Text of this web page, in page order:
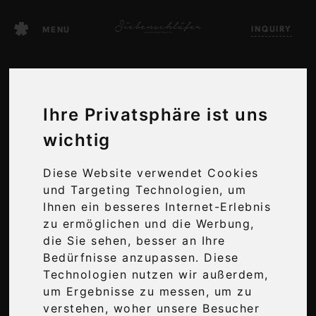
Ihre Privatsphäre ist uns
wichtig
Diese Website verwendet Cookies
und Targeting Technologien, um
Ihnen ein besseres Internet-Erlebnis
zu ermöglichen und die Werbung,
die Sie sehen, besser an Ihre
Bedürfnisse anzupassen. Diese
Technologien nutzen wir außerdem,
um Ergebnisse zu messen, um zu
verstehen, woher unsere Besucher
MENU INQUIRY
GET IN
TOUCH!